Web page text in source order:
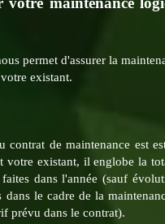
permet d'assurer la
existant.
de maintenance est
votre existant, il englobe la
dans l'année (sauf
le cadre de la
prévu dans le contrat).